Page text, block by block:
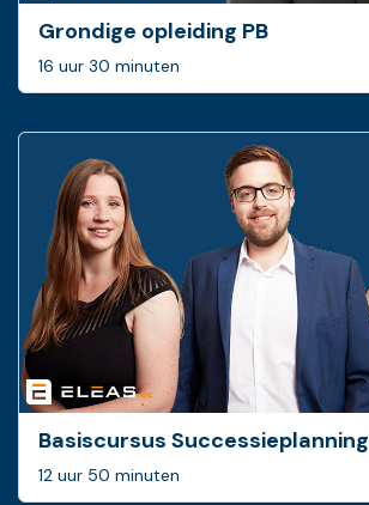
Grondige opleiding PB
16 uur 30 minuten
Basis­cursus Successie­planning
12 uur 50 minuten